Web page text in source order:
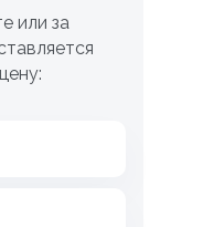
или за